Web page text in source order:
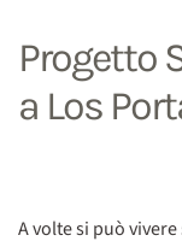
Progetto
a Los
A volte si può